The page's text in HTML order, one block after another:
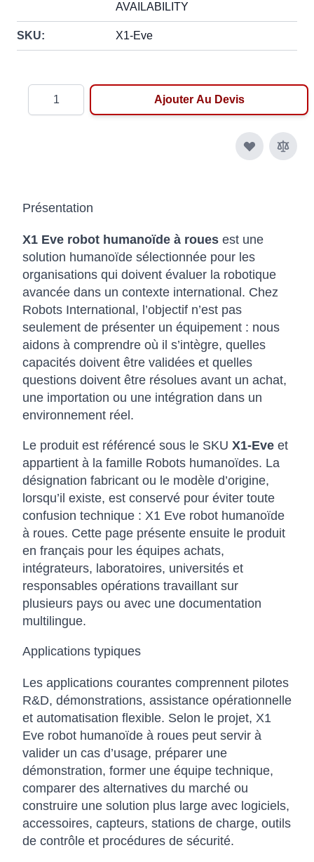
AVAILABILITY
SKU: X1-Eve
Ajouter Au Devis
Présentation
X1 Eve robot humanoïde à roues est une
solution humanoïde sélectionnée pour les
organisations qui doivent évaluer la robotique
avancée dans un contexte international. Chez
Robots International, l’objectif n’est pas
seulement de présenter un équipement : nous
aidons à comprendre où il s’intègre, quelles
capacités doivent être validées et quelles
questions doivent être résolues avant un achat,
une importation ou une intégration dans un
environnement réel.
Le produit est référencé sous le SKU X1-Eve et
appartient à la famille Robots humanoïdes. La
désignation fabricant ou le modèle d’origine,
lorsqu’il existe, est conservé pour éviter toute
confusion technique : X1 Eve robot humanoïde
à roues. Cette page présente ensuite le produit
en français pour les équipes achats,
intégrateurs, laboratoires, universités et
responsables opérations travaillant sur
plusieurs pays ou avec une documentation
multilingue.
Applications typiques
Les applications courantes comprennent pilotes
R&D, démonstrations, assistance opérationnelle
et automatisation flexible. Selon le projet, X1
Eve robot humanoïde à roues peut servir à
valider un cas d’usage, préparer une
démonstration, former une équipe technique,
comparer des alternatives du marché ou
construire une solution plus large avec logiciels,
accessoires, capteurs, stations de charge, outils
de contrôle et procédures de sécurité.